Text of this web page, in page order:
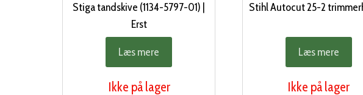
Stiga tandskive (1134-5797-01) |
Erst
Læs mere
Ikke på lager
Stihl Autocut 25-2
Læs mere
Ikke på lager